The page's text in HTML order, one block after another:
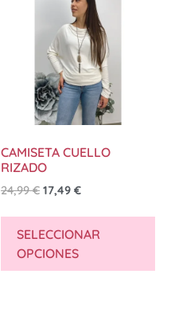
CAMISETA CUELLO
RIZADO
24,99€ 17,49 €
SELECCIONAR
OPCIONES